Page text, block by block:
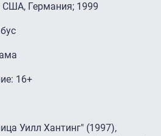
США, Германия; 1999
16+
Уилл Хантинг" (1997),